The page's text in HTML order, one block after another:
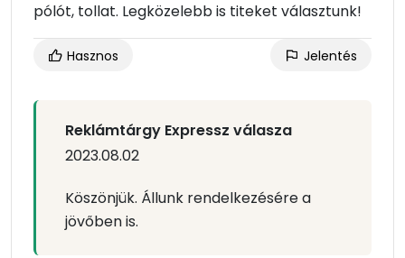
pólót, tollat. Legközelebb is titeket választunk!
Hasznos Jelentés
Reklámtárgy Expressz válasza
2023.08.02
Köszönjük. Állunk rendelkezésére a
jövőben is.